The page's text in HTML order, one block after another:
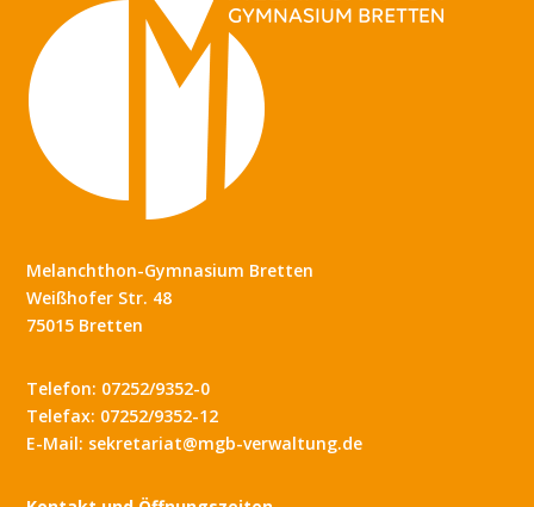
Melanchthon-Gymnasium Bretten
Weißhofer Str. 48
75015 Bretten
Telefon: 07252/9352-0
Telefax: 07252/9352-12
E-Mail: sekretariat@mgb-verwaltung.de